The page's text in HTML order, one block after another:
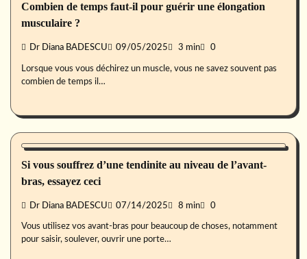
Combien de temps faut-il pour guérir une élongation
musculaire ?
Dr Diana BADESCU 09/05/2025 3 min 0
Lorsque vous vous déchirez un muscle, vous ne savez souvent pas
combien de temps il…
Forme
Si vous souffrez d’une tendinite au niveau de l’avant-
bras, essayez ceci
Dr Diana BADESCU 07/14/2025 8 min 0
Vous utilisez vos avant-bras pour beaucoup de choses, notamment
pour saisir, soulever, ouvrir une porte…